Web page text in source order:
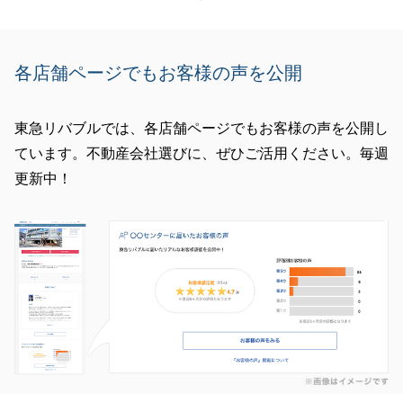
各店舗ページでもお客様の声を公開
東急リバブルでは、各店舗ページでもお客様の声を公開し
ています。不動産会社選びに、ぜひご活用ください。毎週
更新中！